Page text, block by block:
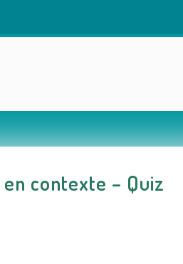
contexte – Quiz